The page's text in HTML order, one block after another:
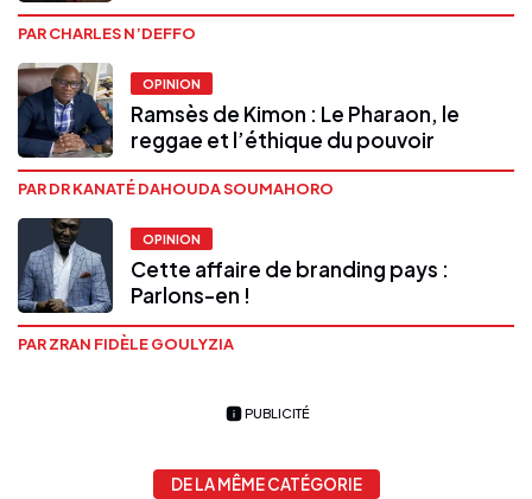
PAR CHARLES N’DEFFO
OPINION
Ramsès de Kimon : Le Pharaon, le
reggae et l’éthique du pouvoir
PAR DR KANATÉ DAHOUDA SOUMAHORO
OPINION
Cette affaire de branding pays :
Parlons-en !
PAR ZRAN FIDÈLE GOULYZIA
PUBLICITÉ
DE LA MÊME CATÉGORIE